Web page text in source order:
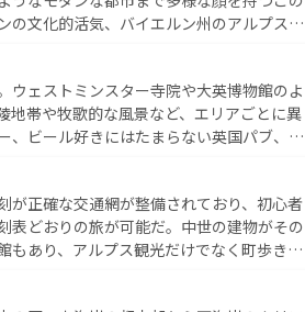
とそれぞれで全く異なる文化を体験できるだろう。 なお、新着のフランス情報はコンテンツ
の文化的活気、バイエルン州のアルプスの
してほしい。 なお、新着のド
ウェストミンスター寺院や大英博物館のよ
地帯や牧歌的な風景など、エリアごとに異
、ビール好きにはたまらない英国パブ、サ
が正確な交通網が整備されており、初心者
表どおりの旅が可能だ。中世の建物がその
もあり、アルプス観光だけでなく町歩きも
しむこともできる。 なお、新着